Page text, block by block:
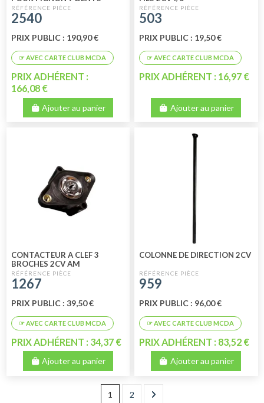
2540
PRIX PUBLIC : 190,90 €
PRIX ADHÉRENT :
166,08 €
Ajouter au panier
503
PRIX PUBLIC : 19,50 €
PRIX ADHÉRENT : 16,97 €
Ajouter au panier
CONTACTEUR A CLEF 3
BROCHES 2CV AM
1267
PRIX PUBLIC : 39,50 €
PRIX ADHÉRENT : 34,37 €
Ajouter au panier
COLONNE DE DIRECTION 2CV
959
PRIX PUBLIC : 96,00 €
PRIX ADHÉRENT : 83,52 €
Ajouter au panier
1 2